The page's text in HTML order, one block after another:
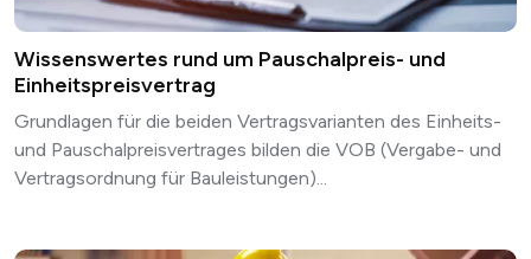
Wissenswertes rund um Pauschalpreis- und
Einheitspreisvertrag
Grundlagen für die beiden Vertragsvarianten des Einheits-
und Pauschalpreisvertrages bilden die VOB (Vergabe- und
Vertragsordnung für Bauleistungen)...